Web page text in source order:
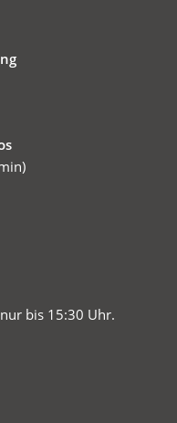
)
bis 15:30 Uhr.